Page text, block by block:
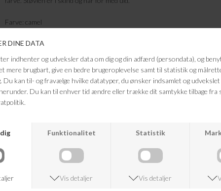
Farve: camel
VED KØB OVER 500,-
RETURRET
14 DAGES RETURRET
+46 86 60 21 22
ANDRE KØBTE OGSÅ